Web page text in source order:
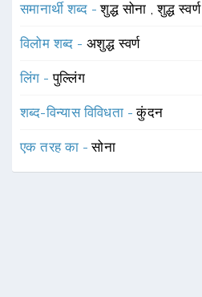
समानार्थी शब्द -शुद्ध सोना ,शुद्ध स्वर्ण
विलोम शब्द - अशुद्ध स्वर्ण
लिंग -पुल्लिंग
शब्द-विन्यास विविधता -कुंदन
एक तरह का -सोना